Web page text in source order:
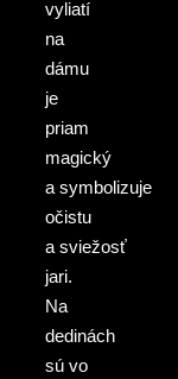
vyliatí
na
dámu
je
priam
magický
a symbolizuje
očistu
a sviežosť
jari.
Na
dedinách
sú vo